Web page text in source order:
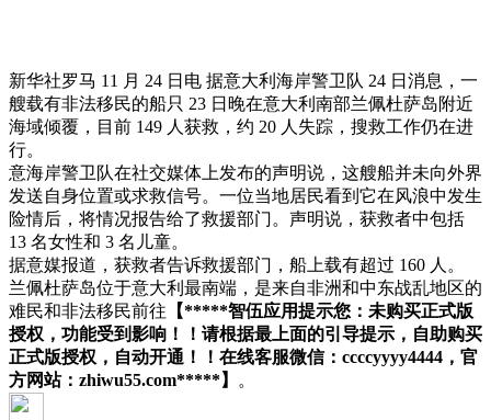
新华社罗马 11 月 24 日电 据意大利海岸警卫队 24 日消息，一
艘载有非法移民的船只 23 日晚在意大利南部兰佩杜萨岛附近
海域倾覆，目前 149 人获救，约 20 人失踪，搜救工作仍在进
行。
意海岸警卫队在社交媒体上发布的声明说，这艘船并未向外界
发送自身位置或求救信号。一位当地居民看到它在风浪中发生
险情后，将情况报告给了救援部门。声明说，获救者中包括
13 名女性和 3 名儿童。
据意媒报道，获救者告诉救援部门，船上载有超过 160 人。
兰佩杜萨岛位于意大利最南端，是来自非洲和中东战乱地区的
难民和非法移民前往 【*****智伍应用提示您：未购买正式版
授权，功能受到影响！！请根据最上面的引导提示，自助购买
正式版授权，自动开通！！在线客服微信：ccccyyyy4444，官
方网站：zhiwu55.com*****】
。